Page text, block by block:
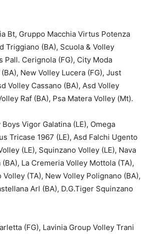
Bt, Gruppo Macchia Virtus Potenza
Triggiano (BA), Scuola & Volley
Pall. Cerignola (FG), City Moda
New Volley Lucera (FG), Just
Volley Cassano (BA), Asd Volley
Raf (BA), Psa Matera Volley (Mt).
Vigor Galatina (LE), Omega
Tricase 1967 (LE), Asd Falchi Ugento
(LE), Squinzano Volley (LE), Nava
La Cremeria Volley Mottola (TA),
Volley (TA), New Volley Polignano (BA),
Arl (BA), D.G.Tiger Squinzano
(FG), Lavinia Group Volley Trani